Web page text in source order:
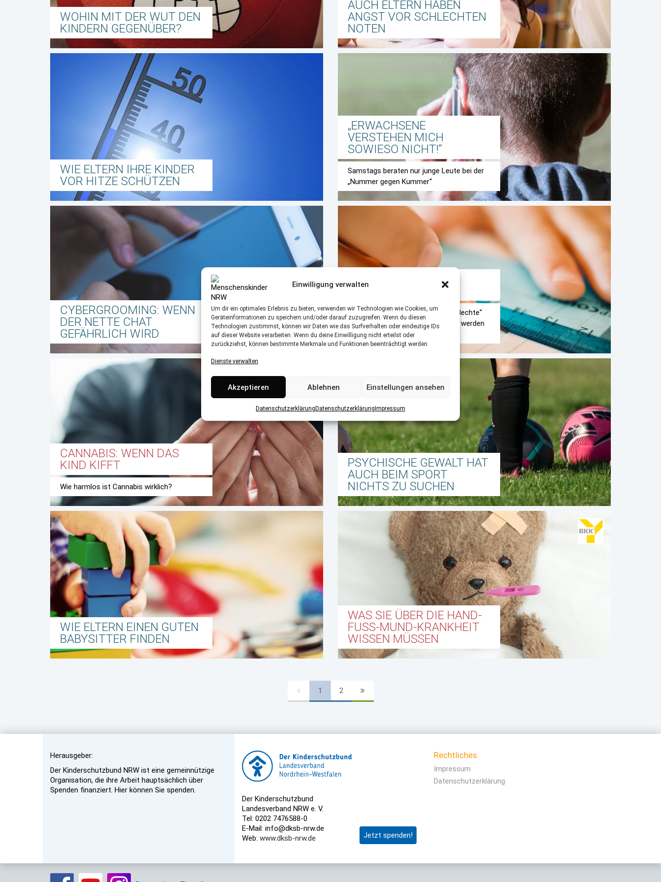
Einwilligung verwalten
Um dir ein optimales Erlebnis zu bieten, verwenden wir Technologien wie Cookies, um
Geräteinformationen zu speichern und/oder darauf zuzugreifen. Wenn du diesen
Technologien zustimmst, können wir Daten wie das Surfverhalten oder eindeutige IDs
auf dieser Website verarbeiten. Wenn du deine Einwilligung nicht erteilst oder
zurückziehst, können bestimmte Merkmale und Funktionen beeinträchtigt werden.
Dienste verwalten
Akzeptieren Ablehnen Einstellungen ansehen
Datenschutzerklärung Datenschutzerklärung Impressum
WOHIN MIT DER WUT DEN
KINDERN GEGENÜBER?
AUCH ELTERN HABEN
ANGST VOR SCHLECHTEN
NOTEN
WIE ELTERN IHRE KINDER
VOR HITZE SCHÜTZEN
„ERWACHSENE
VERSTEHEN MICH
SOWIESO NICHT!“
Samstags beraten nur junge Leute bei der
„Nummer gegen Kummer“
CYBERGROOMING: WENN
DER NETTE CHAT
GEFÄHRLICH WIRD
NEUES SCHULJAHR,
NEUES GLÜCK?
Was Eltern tun können, damit „schlechte“
Noten kein Drama sind und besser werden
können
CANNABIS: WENN DAS
KIND KIFFT
Wie harmlos ist Cannabis wirklich?
PSYCHISCHE GEWALT HAT
AUCH BEIM SPORT
NICHTS ZU SUCHEN
WIE ELTERN EINEN GUTEN
BABYSITTER FINDEN
WAS SIE ÜBER DIE HAND-
FUSS-MUND-KRANKHEIT W
ISSEN MÜSSEN
1 2
Herausgeber:
Der Kinderschutzbund NRW ist eine gemeinnützige
Organisation, die ihre Arbeit hauptsächlich über
Spenden finanziert. Hier können Sie spenden.
Jetzt spenden!
Der Kinderschutzbund
Landesverband NRW e. V.
Tel: 0202 7476588-0
E-Mail: info@dksb-nrw.de
Web: www.dksb-nrw.de
Rechtliches
Impressum
Datenschutzerklärung